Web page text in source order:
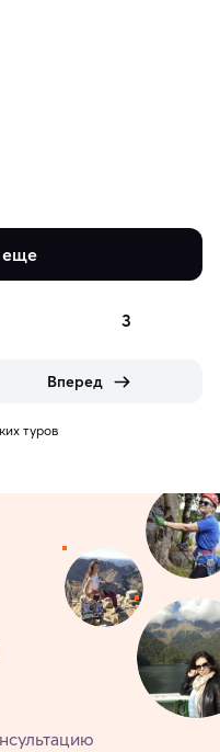
еще
3
Вперед
туров